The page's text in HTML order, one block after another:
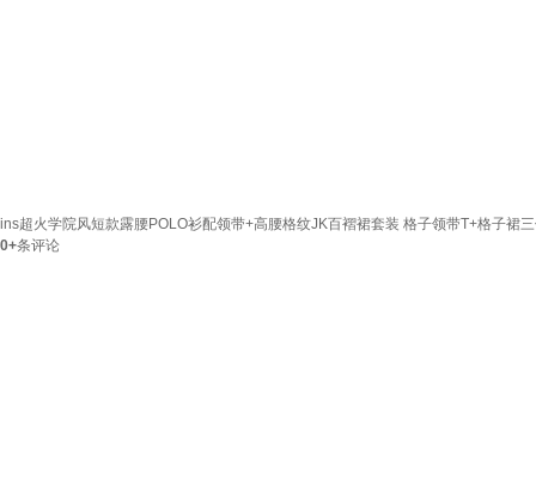
ins超火学院风短款露腰POLO衫配领带+高腰格纹JK百褶裙套装 格子领带T+格子裙
0+条评论